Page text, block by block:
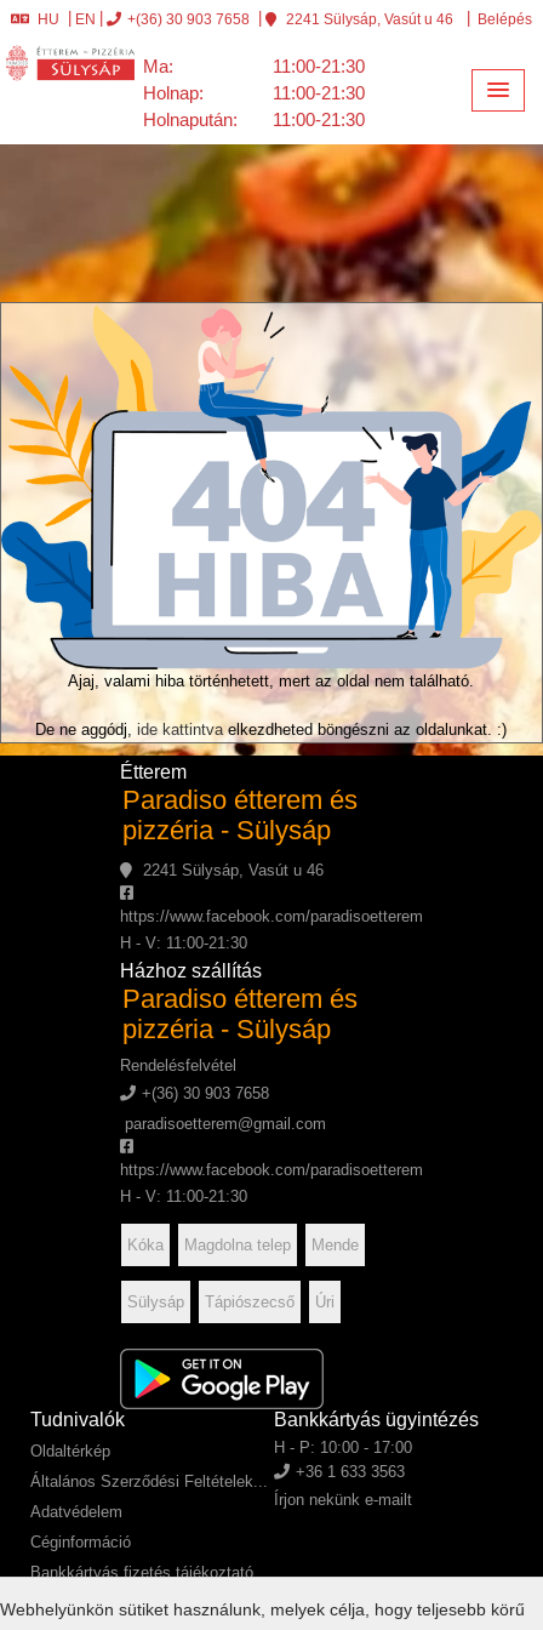
Webhelyünkön sütiket használunk, melyek célja, hogy teljesebb körű
HU EN +(36) 30 903 7658 2241 Sülysáp, Vasút u 46 Belépés
Ma:
11:00-21:30
Holnap:
11:00-21:30
Holnapután:
11:00-21:30
Ajaj, valami hiba történhetett, mert az oldal nem található.
De ne aggódj,ide kattintvaelkezdheted böngészni az oldalunkat. :)
Étterem
Paradiso étterem és
pizzéria - Sülysáp
2241 Sülysáp, Vasút u 46
https://www.facebook.com/paradisoetterem
H - V: 11:00-21:30
Házhoz szállítás
Paradiso étterem és
pizzéria - Sülysáp
Rendelésfelvétel
+(36) 30 903 7658
paradisoetterem@gmail.com
https://www.facebook.com/paradisoetterem
H - V: 11:00-21:30
Kóka Magdolna telep Mende
Sülysáp Tápiószecső Úri
Tudnivalók
Oldaltérkép
Általános Szerződési Feltételek...
Adatvédelem
Céginformáció
Bankkártyás fizetés tájékoztató
SZÉP kártyás fizetés tájékoztató
Bankkártyás ügyintézés
H - P: 10:00 - 17:00
+36 1 633 3563
Írjon nekünk e-mailt